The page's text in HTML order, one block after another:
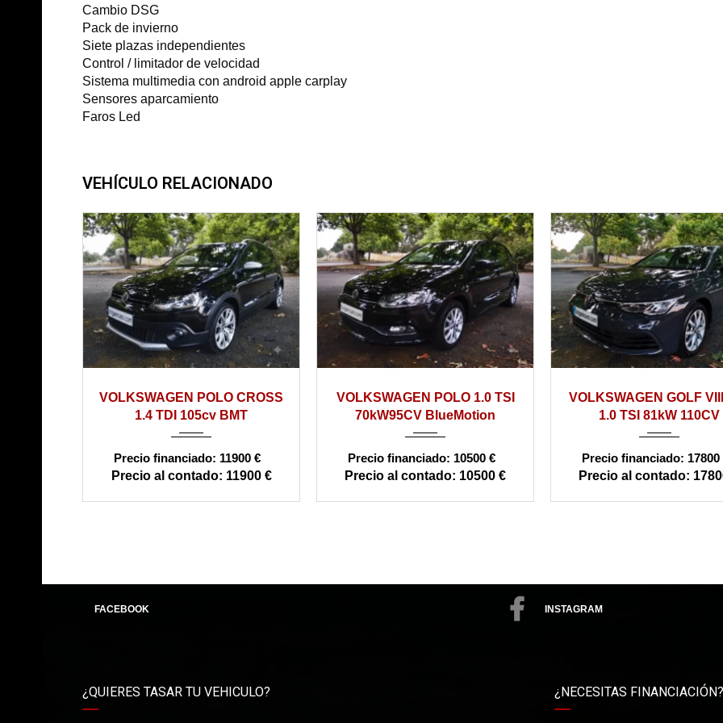
Cambio DSG
Pack de invierno
Siete plazas independientes
Control / limitador de velocidad
Sistema multimedia con android apple carplay
Sensores aparcamiento
Faros Led
VEHÍCULO RELACIONADO
VOLKSWAGEN POLO CROSS
1.4 TDI 105cv BMT
11900 €
11900 €
VOLKSWAGEN POLO 1.0 TSI
70kW95CV BlueMotion
10500 €
10500 €
VOLKSWAGEN GOLF
1.0 TSI 81kW 110CV
17800
FACEBOOK INSTAGRAM
¿QUIERES TASAR TU VEHICULO? ¿NECESITAS FINANCIACIÓN?